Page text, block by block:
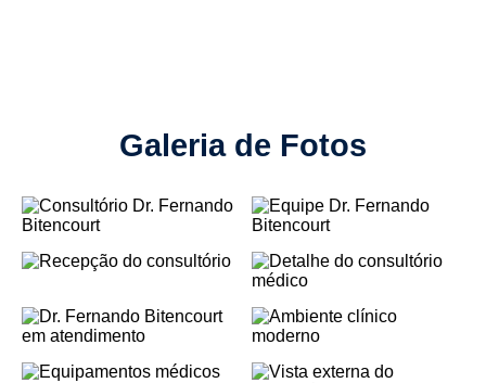
Galeria de Fotos